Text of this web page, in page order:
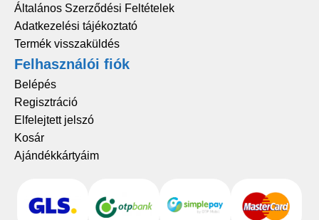
Általános Szerződési Feltételek
Adatkezelési tájékoztató
Termék visszaküldés
Felhasználói fiók
Belépés
Regisztráció
Elfelejtett jelszó
Kosár
Ajándékkártyáim